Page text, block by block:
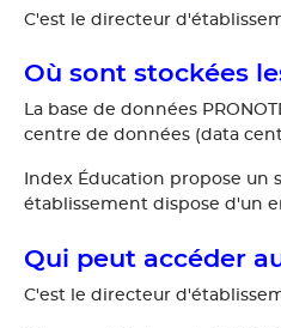
C'est le directeur
Où sont stockées
La base de données
centre de données (data
Index Éducation propose un
établissement dispose d'un
Qui peut accéder
C'est le directeur